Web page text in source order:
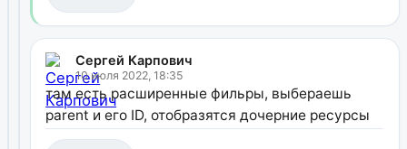
Сергей Карпович
10 июля 2022, 18:35
там есть расширенные фильры, выбераешь
parent и его ID, отобразятся дочерние ресурсы